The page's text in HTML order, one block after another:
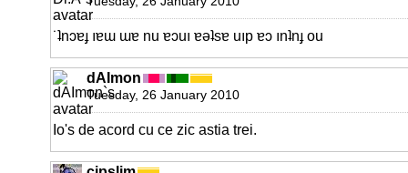
˙ʇnɔɐɟ ıɐɯ ɯɐ nu ɐɔuı ɐǝʇsɐ uıp ɐɔ ınʇnɟ ou
dAImon
Tuesday, 26 January 2010
Io's de acord cu ce zic astia trei.